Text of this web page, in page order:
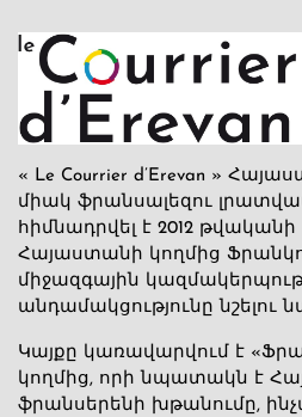
« Le Courrier d’Erevan »
միակ ֆրանսալեզու
հիմնադրվել է 2012 թվականի
Հայաստանի կողմից
միջազգային
անդամակցությունը նշելու
Կայքը կառավարվում է
կողմից, որի նպատակն է
ֆրանսերենի խթանումը,